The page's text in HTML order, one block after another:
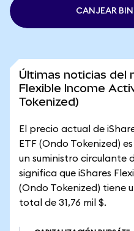
CANJEAR
Últimas noticias del
Flexible Income
Tokenized)
El precio actual de
ETF (Ondo Tokenized)
un suministro circulante
significa que iShares
(Ondo Tokenized) tiene
total de 31,76 mil $.